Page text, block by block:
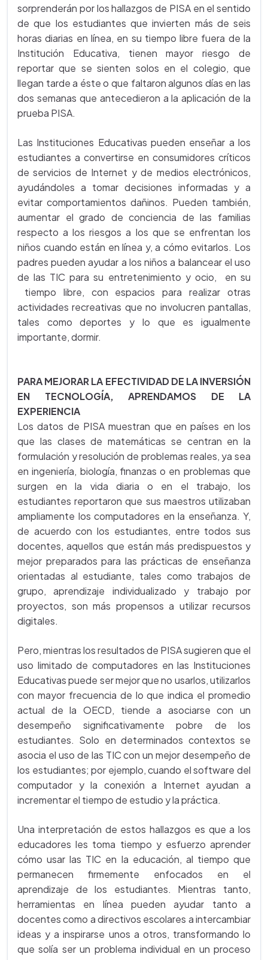
sorprenderán por los hallazgos de PISA en el sentido
de que los estudiantes que invierten más de seis
horas diarias en línea, en su tiempo libre fuera de la
Institución Educativa, tienen mayor riesgo de
reportar que se sienten solos en el colegio, que
llegan tarde a éste o que faltaron algunos días en las
dos semanas que antecedieron a la aplicación de la
prueba PISA.
Las Instituciones Educativas pueden enseñar a los
estudiantes a convertirse en consumidores críticos
de servicios de Internet y de medios electrónicos,
ayudándoles a tomar decisiones informadas y a
evitar comportamientos dañinos. Pueden también,
aumentar el grado de conciencia de las familias
respecto a los riesgos a los que se enfrentan los
niños cuando están en línea y, a cómo evitarlos. Los
padres pueden ayudar a los niños a balancear el uso
de las TIC para su entretenimiento y ocio, en su
tiempo libre, con espacios para realizar otras
actividades recreativas que no involucren pantallas,
tales como deportes y lo que es igualmente
importante, dormir.
PARA MEJORAR LA EFECTIVIDAD DE LA INVERSIÓN
EN TECNOLOGÍA, APRENDAMOS DE LA
EXPERIENCIA
Los datos de PISA muestran que en países en los
que las clases de matemáticas se centran en la
formulación y resolución de problemas reales, ya sea
en ingeniería, biología, finanzas o en problemas que
surgen en la vida diaria o en el trabajo, los
estudiantes reportaron que sus maestros utilizaban
ampliamente los computadores en la enseñanza. Y,
de acuerdo con los estudiantes, entre todos sus
docentes, aquellos que están más predispuestos y
mejor preparados para las prácticas de enseñanza
orientadas al estudiante, tales como trabajos de
grupo, aprendizaje individualizado y trabajo por
proyectos, son más propensos a utilizar recursos
digitales.
Pero, mientras los resultados de PISA sugieren que el
uso limitado de computadores en las Instituciones
Educativas puede ser mejor que no usarlos, utilizarlos
con mayor frecuencia de lo que indica el promedio
actual de la OECD, tiende a asociarse con un
desempeño significativamente pobre de los
estudiantes. Solo en determinados contextos se
asocia el uso de las TIC con un mejor desempeño de
los estudiantes; por ejemplo, cuando el software del
computador y la conexión a Internet ayudan a
incrementar el tiempo de estudio y la práctica.
Una interpretación de estos hallazgos es que a los
educadores les toma tiempo y esfuerzo aprender
cómo usar las TIC en la educación, al tiempo que
permanecen firmemente enfocados en el
aprendizaje de los estudiantes. Mientras tanto,
herramientas en línea pueden ayudar tanto a
docentes como a directivos escolares a intercambiar
ideas y a inspirarse unos a otros, transformando lo
que solía ser un problema individual en un proceso